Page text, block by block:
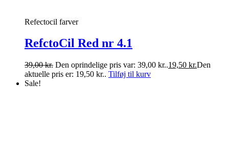
Refectocil farver
RefctoCil Red nr 4.1
39,00kr. Den oprindelige pris var: 39,00 kr..19,50 kr.Den
aktuelle pris er: 19,50 kr.. Tilføj til kurv
Sale!